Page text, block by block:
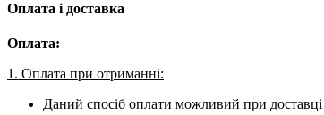
Оплата і доставка
Оплата:
1. Оплата при отриманні:
Даний спосіб оплати можливий при